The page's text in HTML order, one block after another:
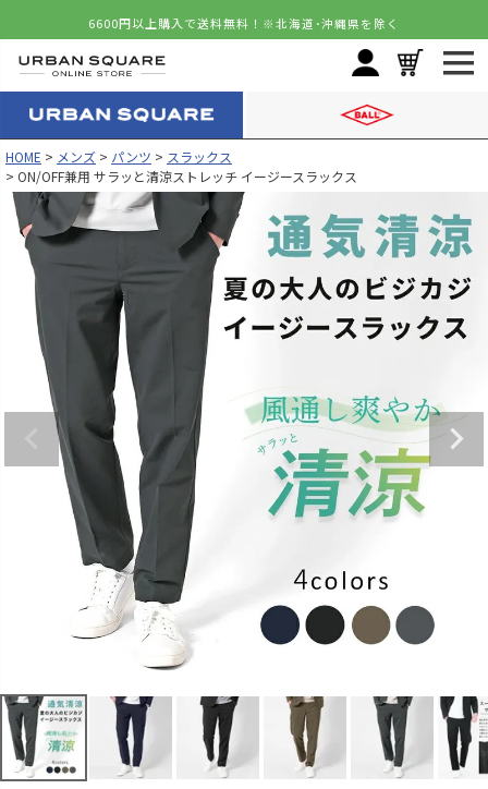
6600円以上購入で送料無料！ ※北海道･沖縄県を除く
HOME メンズ パンツ
スラックス
ON/OFF兼用 サラッと清涼ストレッチ イージースラックス
カラー サイズ
ネイビー
S
在庫切れ
再入荷お知らせ
M
在庫切れ
再入荷お知らせ
LL
残りわずか
カートに入れる
3L
再入荷お知らせ